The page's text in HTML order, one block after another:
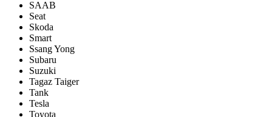
SAAB
Seat
Skoda
Smart
Ssang Yong
Subaru
Suzuki
Tagaz Taiger
Tank
Tesla
Toyota